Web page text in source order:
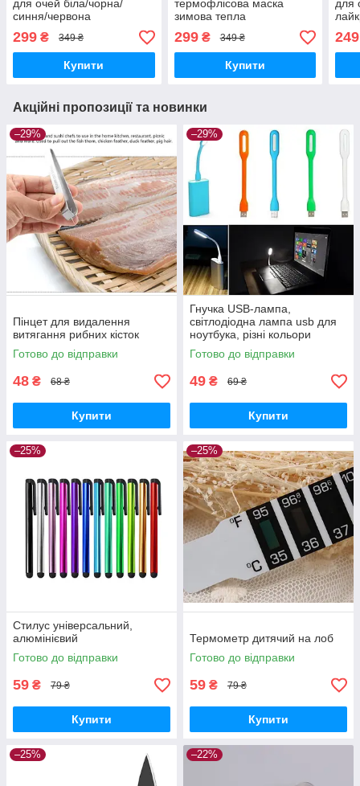
для очей біла/чорна/
синня/червона
підшоломник
299 ₴ 349 ₴
Купити
термофлісова маска
зимова тепла
підшоломник
299₴ 349 ₴
Купити
для
249
Акційні пропозиції та новинки
–29%
Пінцет для видалення
витягання рибних кісток
Готово до відправки
48 ₴ 68 ₴
Купити
–29%
Гнучка USB-лампа,
світлодіодна лампа usb для
ноутбука, різні кольори
Готово до відправки
49 ₴ 69 ₴
Купити
–25%
Стилус універсальний,
алюмінієвий
Готово до відправки
59 ₴ 79 ₴
Купити
–25%
Термометр дитячий на лоб
Готово до відправки
59 ₴ 79 ₴
Купити
–25% –22%